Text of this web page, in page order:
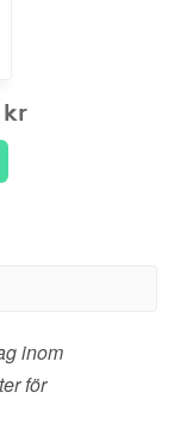
kr
inom
för